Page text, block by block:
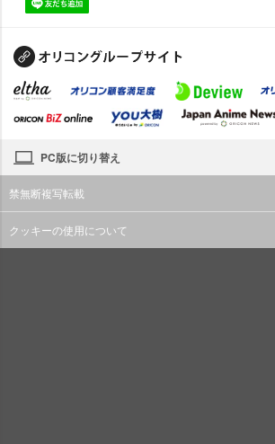
PC版に切り替え
禁無断複写転載
クッキーの使用について